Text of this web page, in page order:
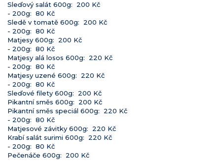
Sleďový salát 600g: 200 Kč
- 200g: 80 Kč
Sledě v tomatě 600g: 200 Kč
- 200g: 80 Kč
Matjesy 600g: 200 Kč
- 200g: 80 Kč
Matjesy alá losos 600g: 220 Kč
- 200g: 80 Kč
Matjesy uzené 600g: 220 Kč
- 200g: 80 Kč
Sleďové filety 600g: 200 Kč
Pikantní směs 600g: 200 Kč
Pikantní směs speciál 600g: 220 Kč
- 200g: 80 Kč
Matjesové závitky 600g: 220 Kč
Krabí salát surimi 600g: 220 Kč
- 200g: 80 Kč
Pečenáče 600g: 200 Kč